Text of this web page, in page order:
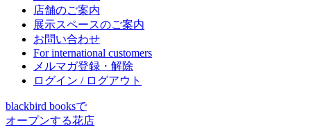
店舗のご案内
展示スペースのご案内
お問い合わせ
For international customers
メルマガ登録・解除
ログイン / ログアウト
blackbird booksで
オープンする花店